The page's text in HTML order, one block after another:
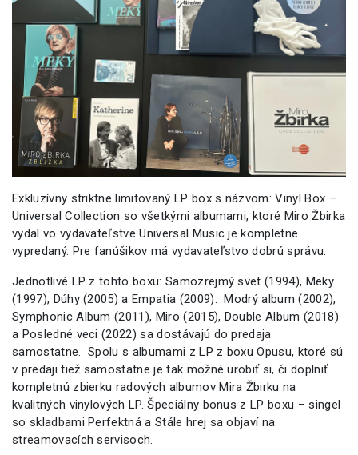
Exkluzívny striktne limitovaný LP box s názvom: Vinyl Box –
Universal Collection so všetkými albumami, ktoré Miro Žbirka
vydal vo vydavateľstve Universal Music je kompletne
vypredaný. Pre fanúšikov má vydavateľstvo dobrú správu.
Jednotlivé LP z tohto boxu: Samozrejmý svet (1994), Meky
(1997), Dúhy (2005) a Empatia (2009). Modrý album (2002),
Symphonic Album (2011), Miro (2015), Double Album (2018)
a Posledné veci (2022) sa dostávajú do predaja
samostatne. Spolu s albumami z LP z boxu Opusu, ktoré sú
v predaji tiež samostatne je tak možné urobiť si, či doplniť
kompletnú zbierku radových albumov Mira Žbirku na
kvalitných vinylových LP. Špeciálny bonus z LP boxu – singel
so skladbami Perfektná a Stále hrej sa objaví na
streamovacích servisoch.